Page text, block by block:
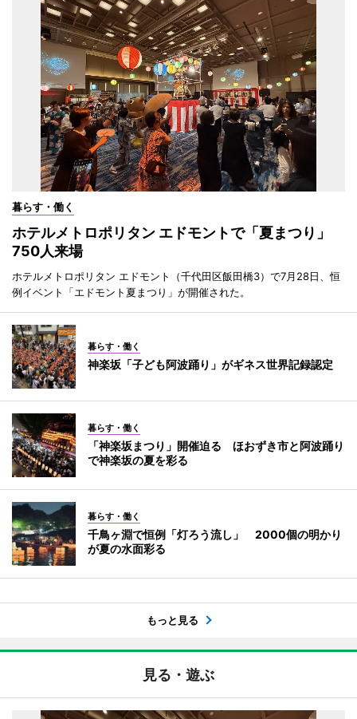
暮らす・働く
ホテルメトロポリタン エドモントで「夏まつり」
750人来場
ホテルメトロポリタン エドモント（千代田区飯田橋3）で7月28日、恒
例イベント「エドモント夏まつり」が開催された。
暮らす・働く
神楽坂「子ども阿波踊り」がギネス世界記録認定
暮らす・働く
「神楽坂まつり」開催迫る ほおずき市と阿波踊り
で神楽坂の夏を彩る
暮らす・働く
千鳥ヶ淵で恒例「灯ろう流し」 2000個の明かり
が夏の水面彩る
もっと見る
見る・遊ぶ